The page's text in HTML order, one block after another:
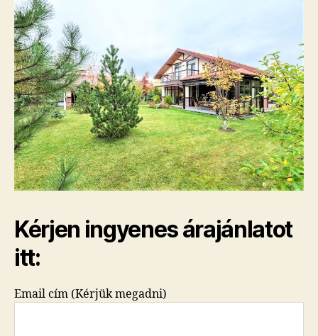
Kérjen ingyenes árajánlatot
itt:
Email cím (Kérjük megadni)